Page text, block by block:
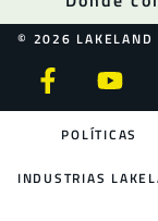
© 2026 LAKELAND
POLÍTICAS
INDUSTRIAS